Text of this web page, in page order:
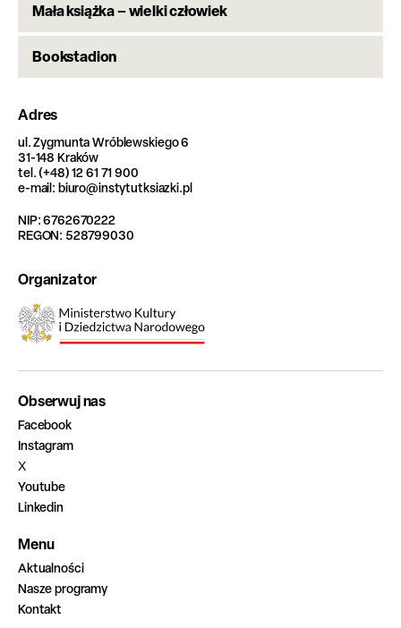
Mała książka – wielki człowiek
Bookstadion
Adres
ul. Zygmunta Wróblewskiego 6
31-148 Kraków
tel. (+48) 12 61 71 900
e-mail: biuro@instytutksiazki.pl
NIP: 6762670222
REGON: 528799030
Organizator
Obserwuj nas
Facebook
Instagram
X
Youtube
Linkedin
Menu
Aktualności
Nasze programy
Kontakt